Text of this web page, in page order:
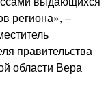
региона», –
правительства
области Вера